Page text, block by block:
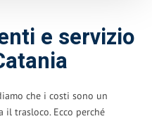
e servizio
che i costi sono un
trasloco. Ecco perché